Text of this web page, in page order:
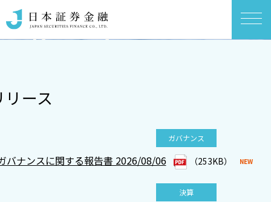
ース
ガバナンス
バナンスに関する報告書 2026/08/06 （253KB）
決算